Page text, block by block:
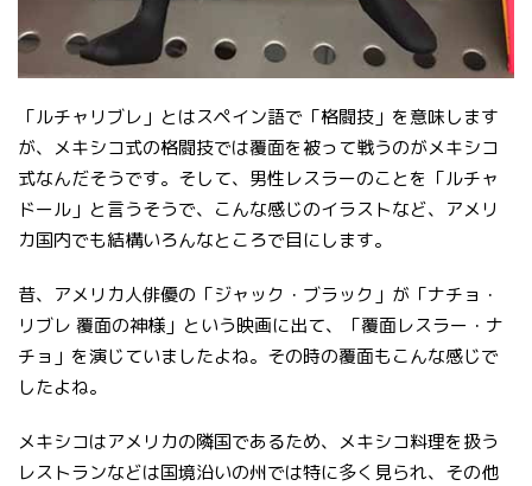
「ルチャリブレ」とはスペイン語で「格闘技」を意味します
が、メキシコ式の格闘技では覆面を被って戦うのがメキシコ
式なんだそうです。そして、男性レスラーのことを「ルチャ
ドール」と言うそうで、こんな感じのイラストなど、アメリ
カ国内でも結構いろんなところで目にします。
昔、アメリカ人俳優の「ジャック・ブラック」が「ナチョ・
リブレ 覆面の神様」という映画に出て、「覆面レスラー・ナ
チョ」を演じていましたよね。その時の覆面もこんな感じで
したよね。
メキシコはアメリカの隣国であるため、メキシコ料理を扱う
レストランなどは国境沿いの州では特に多く見られ、その他